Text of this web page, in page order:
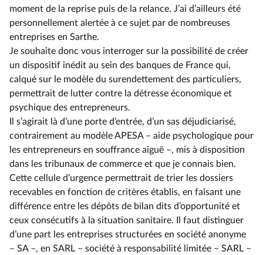
moment de la reprise puis de la relance. J’ai d’ailleurs été
personnellement alertée à ce sujet par de nombreuses
entreprises en Sarthe.
Je souhaite donc vous interroger sur la possibilité de créer
un dispositif inédit au sein des banques de France qui,
calqué sur le modèle du surendettement des particuliers,
permettrait de lutter contre la détresse économique et
psychique des entrepreneurs.
Il s’agirait là d’une porte d’entrée, d’un sas déjudiciarisé,
contrairement au modèle APESA –⁠ aide psychologique pour
les entrepreneurs en souffrance aiguë –, mis à disposition
dans les tribunaux de commerce et que je connais bien.
Cette cellule d’urgence permettrait de trier les dossiers
recevables en fonction de critères établis, en faisant une
différence entre les dépôts de bilan dits d’opportunité et
ceux consécutifs à la situation sanitaire. Il faut distinguer
d’une part les entreprises structurées en société anonyme
–⁠ SA –, en SARL –⁠ société à responsabilité limitée –⁠ SARL –